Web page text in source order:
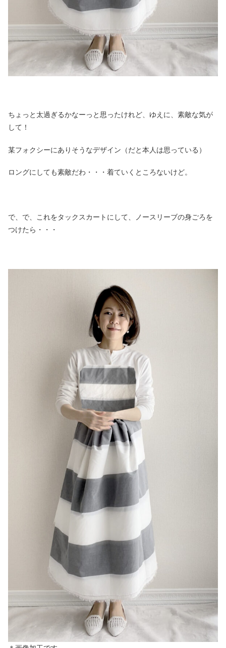
ちょっと太過ぎるかなーっと思ったけれど、ゆえに、素敵な気が
して！
某フォクシーにありそうなデザイン（だと本人は思っている）
ロングにしても素敵だわ・・・着ていくところないけど。
で、で、これをタックスカートにして、ノースリーブの身ごろを
つけたら・・・